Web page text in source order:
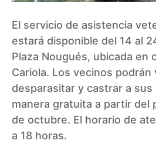
El servicio de asistencia
estará disponible del 14 al
Plaza Nougués, ubicada en
Cariola. Los vecinos podrán
desparasitar y castrar a sus
manera gratuita a partir del
de octubre. El horario de
a 18 horas.